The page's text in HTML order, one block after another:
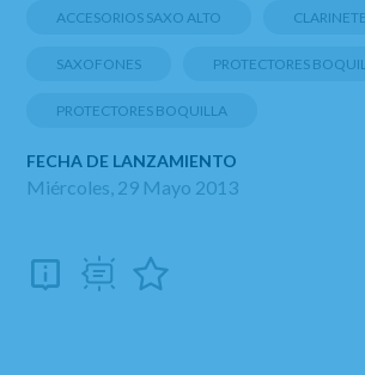
ACCESORIOS SAXO ALTO
SAXOFONES PROTECTORES
PROTECTORES BOQUILLA
FECHA DE LANZAMIENTO
Miércoles, 29 Mayo 2013